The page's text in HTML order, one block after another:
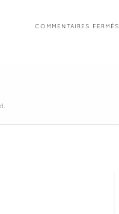
COMMENTAIRES FERMÉS